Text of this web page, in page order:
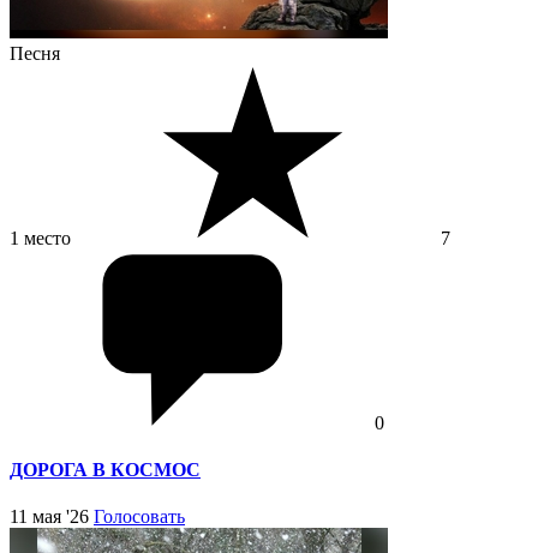
Песня
1 место 7
0
ДОРОГА В КОСМОС
11 мая '26 Голосовать